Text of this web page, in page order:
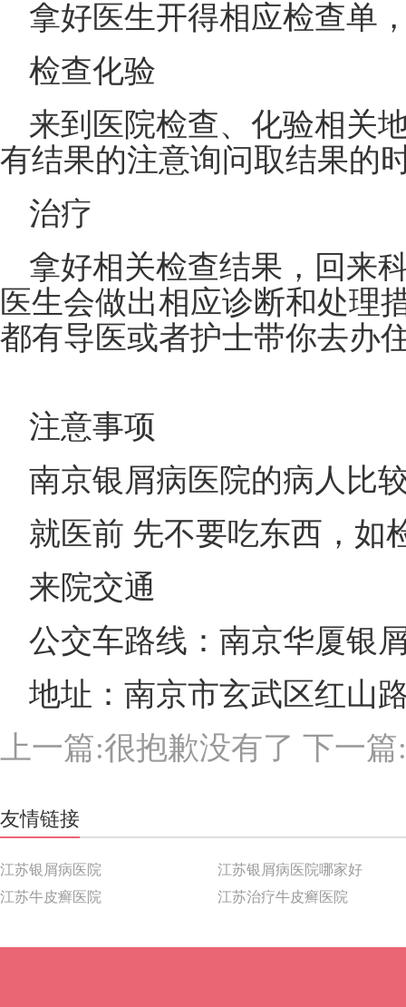
拿好医生开得相应检查单
检查化验
来到医院检查、化验相关
有结果的注意询问取结果的
治疗
拿好相关检查结果，回来
医生会做出相应诊断和处理
都有导医或者护士带你去办
注意事项
南京银屑病医院的病人比
就医前 先不要吃东西，如
来院交通
公交车路线：南京华厦银
地址：南京市玄武区红山
上一篇:很抱歉没有了 下一
友情链接
江苏银屑病医院
江苏银屑病医院哪家好
江苏牛皮癣医院
江苏治疗牛皮癣医院